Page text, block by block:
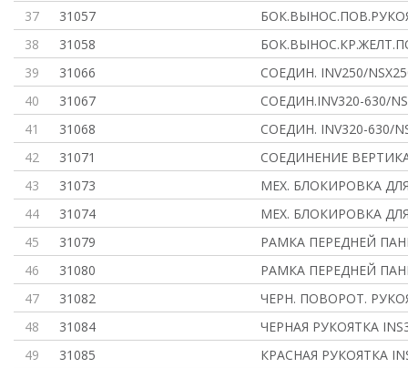
37
31057
38
31058
39
31066
СОЕДИН. INV250/
40
31067
СОЕДИН.INV320-630/
41
31068
СОЕДИН. INV320-630/
42
31071
СОЕДИНЕНИЕ
43
31073
МЕХ. БЛОКИРОВКА ДЛЯ
44
31074
МЕХ. БЛОКИРОВКА ДЛЯ
45
31079
РАМКА ПЕРЕДНЕЙ
46
31080
РАМКА ПЕРЕДНЕЙ
47
31082
ЧЕРН. ПОВОРОТ.
48
31084
ЧЕРНАЯ РУКОЯТКА
49
31085
КРАСНАЯ РУКОЯТКА